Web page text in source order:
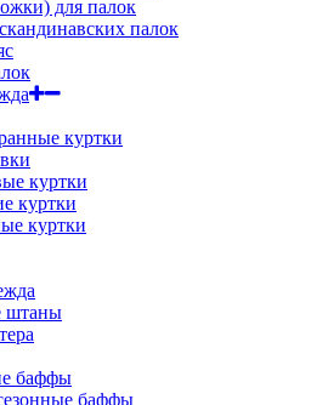
для палок
палок
куртки
куртки
куртки
куртки
штаны
баффы
баффы